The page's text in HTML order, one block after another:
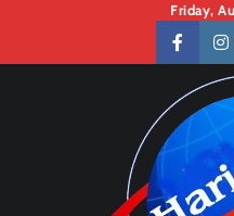
content
Friday,
facebook